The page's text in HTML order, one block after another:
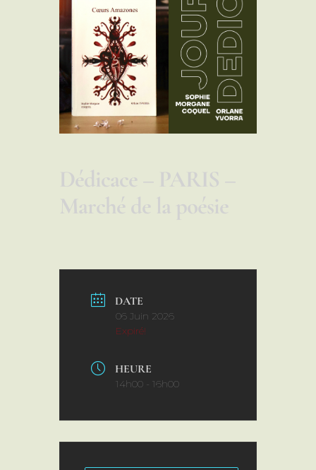
DATE
06 Juin 2026
Expiré!
HEURE
14h00 - 16h00